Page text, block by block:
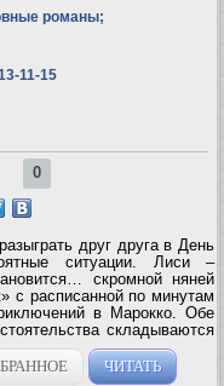
романы;
11-15
0
друг друга в День
ситуации. Лиси –
скромной няней
с расписанной по минутам
в Марокко. Обе
складываются
снова теряют его. Смогут
ЧИТАТЬ